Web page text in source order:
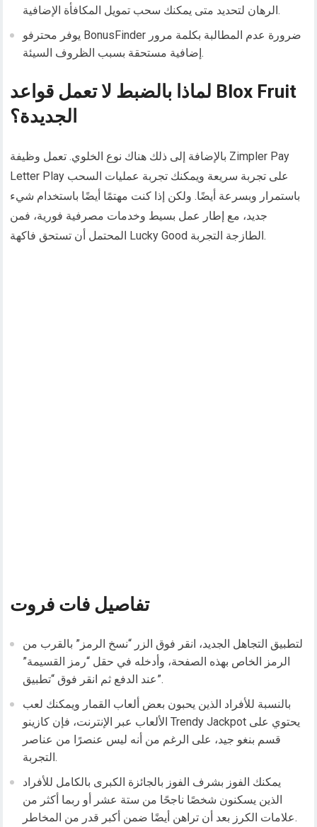
الرهان لتحديد متى يمكنك سحب تمويل المكافأة الإضافية.
يوفر محترفو BonusFinder ضرورة عدم المطالبة بكلمة مرور
إضافية مستحقة بسبب الظروف السيئة.
لماذا بالضبط لا تعمل قواعد Blox Fruit
الجديدة؟
بالإضافة إلى ذلك هناك نوع الخلوي. تعمل وظيفة Zimpler Pay
Letter Play على تجربة سريعة ويمكنك تجربة عمليات السحب
باستمرار وبسرعة أيضًا. ولكن إذا كنت مهتمًا أيضًا باستخدام شيء
جديد، مع إطار عمل بسيط وخدمات مصرفية فورية، فمن
المحتمل أن تستحق فاكهة Lucky Good الطازجة التجربة.
تفاصيل فات فروت
لتطبيق التجاهل الجديد، انقر فوق الزر “نسخ الرمز” بالقرب من
الرمز الخاص بهذه الصفحة، وأدخله في حقل “رمز القسيمة”
عند الدفع ثم انقر فوق “تطبيق”.
بالنسبة للأفراد الذين يحبون بعض ألعاب القمار ويمكنك لعب
الألعاب عبر الإنترنت، فإن كازينو Trendy Jackpot يحتوي على
قسم بنغو جيد، على الرغم من أنه ليس عنصرًا من عناصر
التجربة.
يمكنك الفوز بشرف الفوز بالجائزة الكبرى بالكامل للأفراد
الذين يسكنون شخصًا ناجحًا من ستة عشر أو ربما أكثر من
علامات الكرز بعد أن تراهن أيضًا ضمن أكبر قدر من المخاطر.